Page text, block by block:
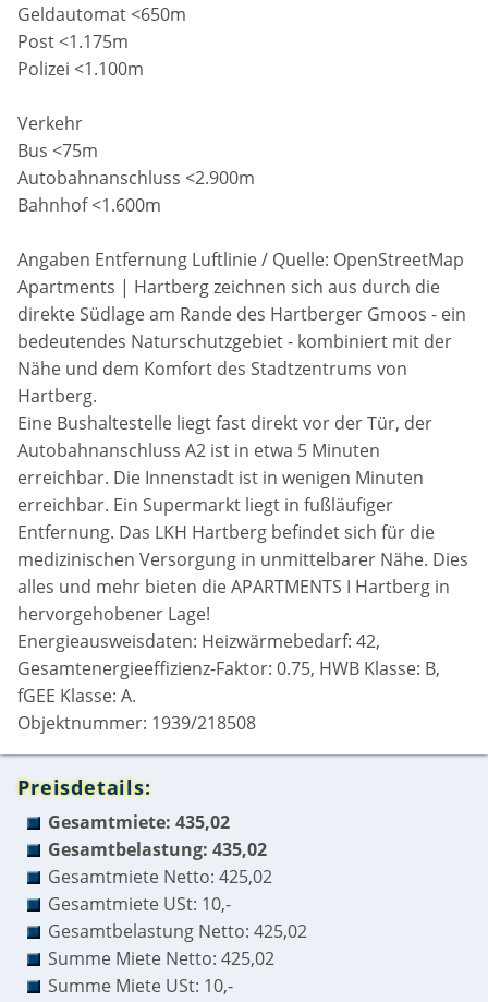
Geldautomat <650m
Post <1.175m
Polizei <1.100m
Verkehr
Bus <75m
Autobahnanschluss <2.900m
Bahnhof <1.600m
Angaben Entfernung Luftlinie / Quelle: OpenStreetMap
Apartments | Hartberg zeichnen sich aus durch die
direkte Südlage am Rande des Hartberger Gmoos - ein
bedeutendes Naturschutzgebiet - kombiniert mit der
Nähe und dem Komfort des Stadtzentrums von
Hartberg.
Eine Bushaltestelle liegt fast direkt vor der Tür, der
Autobahnanschluss A2 ist in etwa 5 Minuten
erreichbar. Die Innenstadt ist in wenigen Minuten
erreichbar. Ein Supermarkt liegt in fußläufiger
Entfernung. Das LKH Hartberg befindet sich für die
medizinischen Versorgung in unmittelbarer Nähe. Dies
alles und mehr bieten die APARTMENTS I Hartberg in
hervorgehobener Lage!
Energieausweisdaten: Heizwärmebedarf: 42,
Gesamtenergieeffizienz-Faktor: 0.75, HWB Klasse: B,
fGEE Klasse: A.
Objektnummer: 1939/218508
Preisdetails:
Gesamtmiete: 435,02
Gesamtbelastung: 435,02
Gesamtmiete Netto: 425,02
Gesamtmiete USt: 10,-
Gesamtbelastung Netto: 425,02
Summe Miete Netto: 425,02
Summe Miete USt: 10,-